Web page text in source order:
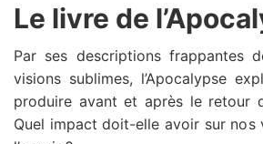
Le livre de
Par ses descriptions frappantes
visions sublimes, l’Apocalypse
produire avant et après le retour
Quel impact doit-elle avoir sur nos